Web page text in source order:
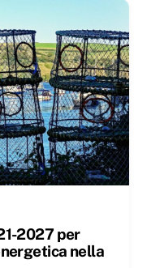
2027 per
nella